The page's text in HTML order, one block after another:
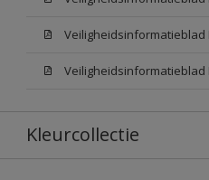
Kleurcollectie